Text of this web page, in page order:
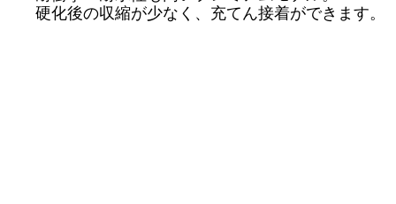
硬化後の収縮が少なく、充てん接着ができます。